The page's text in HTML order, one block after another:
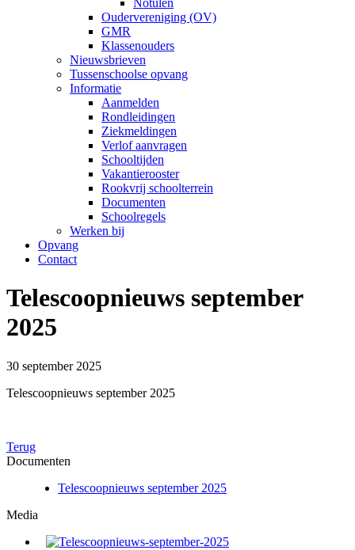
Notulen
Oudervereniging (OV)
GMR
Klassenouders
Nieuwsbrieven
Tussenschoolse opvang
Informatie
Aanmelden
Rondleidingen
Ziekmeldingen
Verlof aanvragen
Schooltijden
Vakantierooster
Rookvrij schoolterrein
Documenten
Schoolregels
Werken bij
Opvang
Contact
Telescoopnieuws september
2025
30 september 2025
Telescoopnieuws september 2025
Terug
Documenten
Telescoopnieuws september 2025
Media